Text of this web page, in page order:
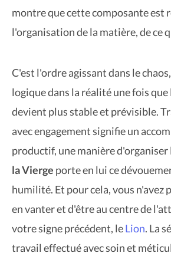
montre que cette composante est
l'organisation de la matière, de ce
C'est l'ordre agissant dans le
logique dans la réalité une fois
devient plus stable et prévisible.
avec engagement signifie un
productif, une manière d'organiser
la Vierge porte en lui ce
humilité. Et pour cela, vous n'avez
en vanter et d'être au centre de
votre signe précédent, leLion. La
travail effectué avec soin et